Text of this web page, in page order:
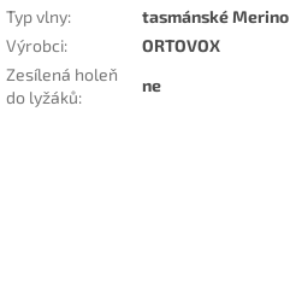
Typ vlny:
tasmánské Merino
Výrobci:
ORTOVOX
Zesílená holeň
do lyžáků:
ne